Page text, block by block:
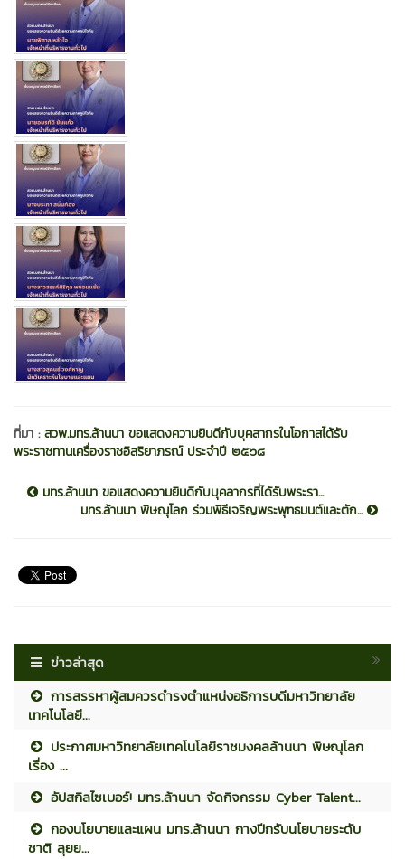
ที่มา :สวพ.มทร.ล้านนา ขอแสดงความยินดีกับบุคลากรในโอกาสได้รับ
พระราชทานเครื่องราชอิสริยาภรณ์ ประจำปี ๒๕๖๘
มทร.ล้านนา ขอแสดงความยินดีกับบุคลากรที่ได้รับพระรา...
มทร.ล้านนา พิษณุโลก ร่วมพิธีเจริญพระพุทธมนต์และตัก...
ข่าวล่าสุด
การสรรหาผู้สมควรดำรงตำแหน่งอธิการบดีมหาวิทยาลัย
เทคโนโลยี...
ประกาศมหาวิทยาลัยเทคโนโลยีราชมงคลล้านนา พิษณุโลก
เรื่อง ...
อัปสกิลไซเบอร์! มทร.ล้านนา จัดกิจกรรม Cyber Talent...
กองนโยบายและแผน มทร.ล้านนา กางปีกรับนโยบายระดับ
ชาติ ลุยย...